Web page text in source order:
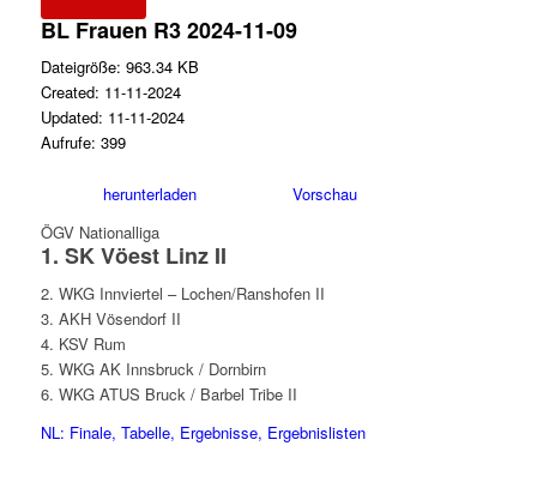
BL Frauen R3 2024-11-09
Dateigröße: 963.34 KB
Created: 11-11-2024
Updated: 11-11-2024
Aufrufe: 399
herunterladen
Vorschau
ÖGV Nationalliga
1. SK Vöest Linz II
2. WKG Innviertel – Lochen/Ranshofen II
3. AKH Vösendorf II
4. KSV Rum
5. WKG AK Innsbruck / Dornbirn
6. WKG ATUS Bruck / Barbel Tribe II
NL: Finale, Tabelle, Ergebnisse, Ergebnislisten